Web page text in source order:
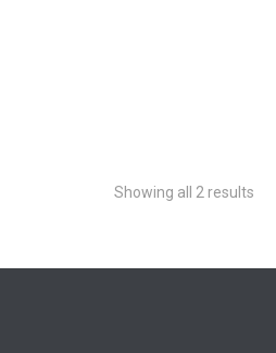
Showing all 2 results